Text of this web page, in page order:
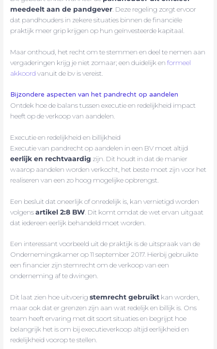
meedeelt aan de pandgever . Deze regeling zorgt ervoor
dat pandhouders in zekere situaties binnen de financiële
praktijk meer grip krijgen op hun geïnvesteerde kapitaal.
Maar onthoud, het recht om te stemmen en deel te nemen aan
vergaderingen krijg je niet zomaar; een duidelijk enformeel
akkoord vanuit de bv is vereist.
Bijzondere aspecten van het pandrecht op aandelen
Ontdek hoe de balans tussen executie en redelijkheid impact
heeft op de verkoop van aandelen.
Executie en redelijkheid en billijkheid
Executie van pandrecht op aandelen in een BV moet altijd
eerlijk en rechtvaardig zijn. Dit houdt in dat de manier
waarop aandelen worden verkocht, het beste moet zijn voor het
realiseren van een zo hoog mogelijke opbrengst.
Een besluit dat oneerlijk of onredelijk is, kan vernietigd worden
volgensartikel 2:8 BW . Dit komt omdat de wet ervan uitgaat
dat iedereen eerlijk behandeld moet worden.
Een interessant voorbeeld uit de praktijk is de uitspraak van de
Ondernemingskamer op 11 september 2017. Hierbij gebruikte
een financier zijn stemrecht om de verkoop van een
onderneming af te dwingen.
Dit laat zien hoe uitvoerigstemrecht gebruikt kan worden,
maar ook dat er grenzen zijn aan wat redelijk en billijk is. Ons
team heeft ervaring met dit soort situaties en begrijpt hoe
belangrijk het is om bij executieverkoop altijd eerlijkheid en
redelijkheid voorop te stellen.